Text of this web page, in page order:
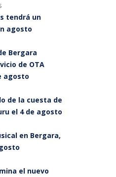
tendrá un
agosto
Bergara
de OTA
agosto
de la cuesta de
el 4 de agosto
en Bergara,
el nuevo